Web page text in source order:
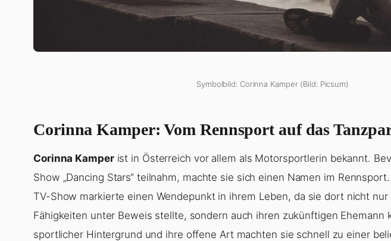
Symbolbild: Corinna Kamper (Bild: Picsum)
Corinna Kamper: Vom Rennsport auf das
Corinna Kamperist in Österreich vor allem als Motorsportlerin bekannt.
Show „Dancing Stars“ teilnahm, machte sie sich einen Namen im
TV-Show markierte einen Wendepunkt in ihrem Leben, da sie dort nicht
Fähigkeiten unter Beweis stellte, sondern auch ihren zukünftigen Ehemann
sportlicher Hintergrund und ihre offene Art machten sie schnell zu einer